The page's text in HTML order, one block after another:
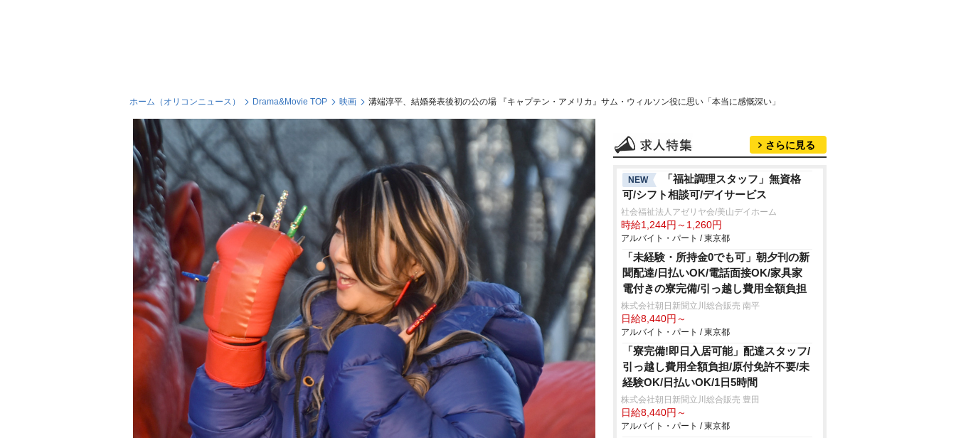
ホーム（オリコンニュース） Drama&Movie TOP 映画 溝端淳平、結婚発表後初の公の場 『キャプテン・アメリカ』サム・ウィルソン役に思い「本当に感慨深い」
さらに見る
NEW
「福祉調理スタッフ」無資格
可/シフト相談可/デイサービス
社会福祉法人アゼリヤ会/美山デイホーム
時給1,244円～1,260円
アルバイト・パート / 東京都
「未経験・所持金0でも可」朝夕刊の新
聞配達/日払いOK/電話面接OK/家具家
電付きの寮完備/引っ越し費用全額負担
株式会社朝日新聞立川総合販売 南平
日給8,440円～
アルバイト・パート / 東京都
「寮完備!即日入居可能」配達スタッフ/
引っ越し費用全額負担/原付免許不要/未
経験OK/日払いOK/1日5時間
株式会社朝日新聞立川総合販売 豊田
日給8,440円～
アルバイト・パート / 東京都